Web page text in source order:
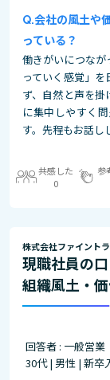
会社の風土や
っている？
働きがいにつなが
っていく感覚」
ず、自然と声を
に集中しやすく
す。先程もお話し
共感した
0
参
株式会社ファイント
現職社員の
組織風土・
回答者 : 一般営業
30代 | 男性 | 新卒